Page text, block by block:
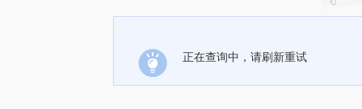
正在查询中，请刷新重试